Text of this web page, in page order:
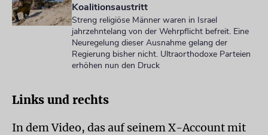
Koalitionsaustritt
Streng religiöse Männer waren in Israel
jahrzehntelang von der Wehrpflicht befreit. Eine
Neuregelung dieser Ausnahme gelang der
Regierung bisher nicht. Ultraorthodoxe Parteien
erhöhen nun den Druck
Links und rechts
In dem Video, das auf seinem X-Account mit